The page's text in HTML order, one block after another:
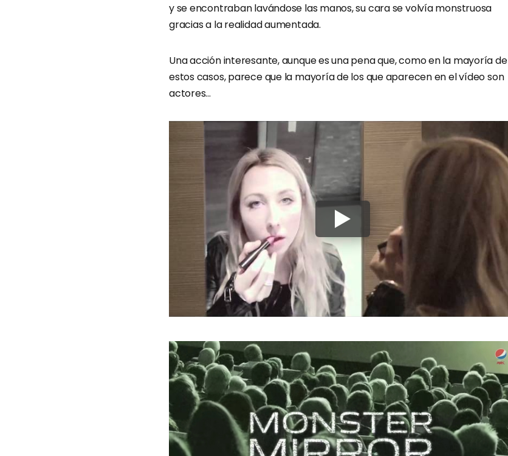
y se encontraban lavándose las manos, su cara se volvía monstruosa
gracias a la realidad aumentada.
Una acción interesante, aunque es una pena que, como en la mayoría de
estos casos, parece que la mayoría de los que aparecen en el vídeo son
actores…